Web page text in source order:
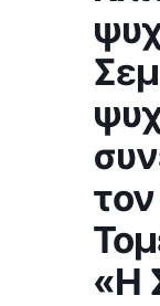
«Η